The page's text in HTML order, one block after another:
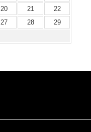
20 21
22
27 28
29